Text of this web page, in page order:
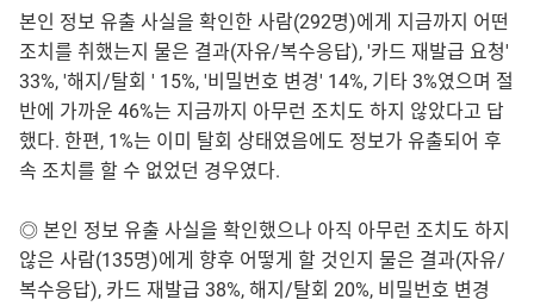
본인 정보 유출 사실을 확인한 사람(292명)에게 지금까지 어떤
조치를 취했는지 물은 결과(자유/복수응답), '카드 재발급 요청'
33%, '해지/탈회 ' 15%, '비밀번호 변경' 14%, 기타 3%였으며 절
반에 가까운 46%는 지금까지 아무런 조치도 하지 않았다고 답
했다. 한편, 1%는 이미 탈회 상태였음에도 정보가 유출되어 후
속 조치를 할 수 없었던 경우였다.
◎ 본인 정보 유출 사실을 확인했으나 아직 아무런 조치도 하지
않은 사람(135명)에게 향후 어떻게 할 것인지 물은 결과(자유/
복수응답), 카드 재발급 38%, 해지/탈회 20%, 비밀번호 변경